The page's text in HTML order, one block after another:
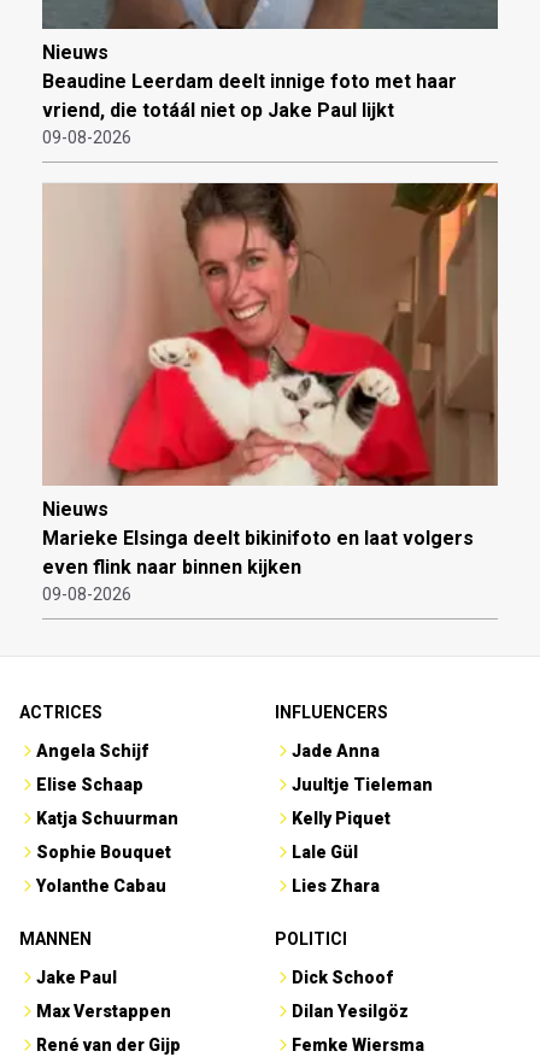
Nieuws
Beaudine Leerdam deelt innige foto met haar
vriend, die totáál niet op Jake Paul lijkt
09-08-2026
Nieuws
Marieke Elsinga deelt bikinifoto en laat volgers
even flink naar binnen kijken
09-08-2026
ACTRICES
Angela Schijf
Elise Schaap
Katja Schuurman
Sophie Bouquet
Yolanthe Cabau
INFLUENCERS
Jade Anna
Juultje Tieleman
Kelly Piquet
Lale Gül
Lies Zhara
MANNEN
Jake Paul
Max Verstappen
René van der Gijp
POLITICI
Dick Schoof
Dilan Yesilgöz
Femke Wiersma